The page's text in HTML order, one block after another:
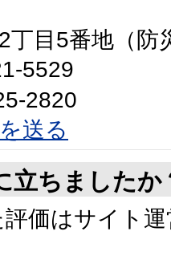
丁目5番地（防
5529
2820
送る
立ちましたか
価はサイト